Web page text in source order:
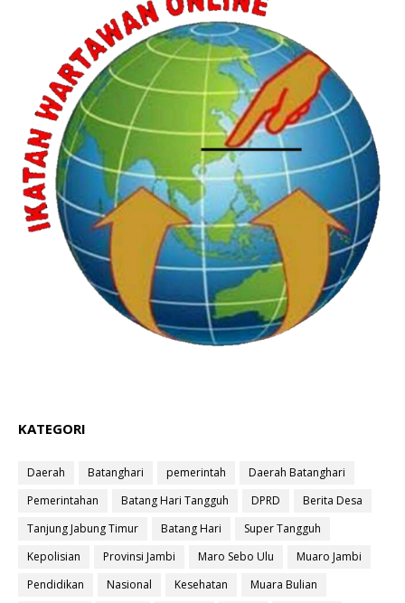
KATEGORI
Daerah Batanghari pemerintah
Daerah Batanghari
Pemerintahan
Batang Hari Tangguh DPRD
Berita Desa
Tanjung Jabung Timur
Batang Hari
Super Tangguh
Kepolisian
Provinsi Jambi Maro Sebo Ulu
Muaro Jambi
Pendidikan
Nasional Kesehatan
Muara Bulian